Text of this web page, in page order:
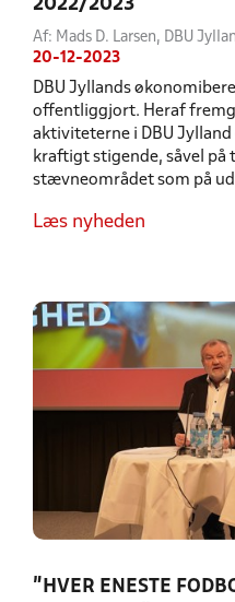
2022/2023
Af: Mads D. Larsen, DBU
20-12-2023
DBU Jyllands
offentliggjort. Heraf
aktiviteterne i DBU
kraftigt stigende, såvel på
stævneområdet som på
Læs nyheden
”HVER ENESTE